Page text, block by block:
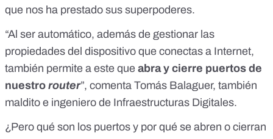
que nos ha prestado sus superpoderes.
“Al ser automático, además de gestionar las
propiedades del dispositivo que conectas a Internet,
también permite a este que abra y cierre puertos de
nuestro router”, comenta Tomás Balaguer, también
maldito e ingeniero de Infraestructuras Digitales.
¿Pero qué son los puertos y por qué se abren o cierran